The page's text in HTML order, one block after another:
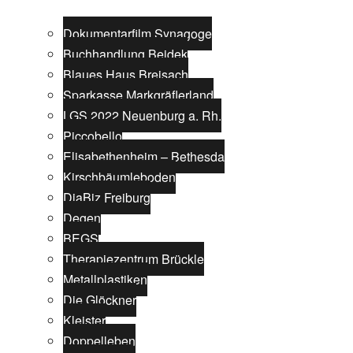
Dokumentarfilm Synagoge
Buchhandlung Beidek
Blaues Haus Breisach
Sparkasse Markgräflerland
LGS 2022 Neuenburg a. Rh.
Piccobello
Elisabethenheim – Bethesda
Kirschbäumleboden
DiaBiz Freiburg
Degen
BEGS
Therapiezentrum Brückle
Metallplastiken
Die Glöckner
Kleister
Doppelleben